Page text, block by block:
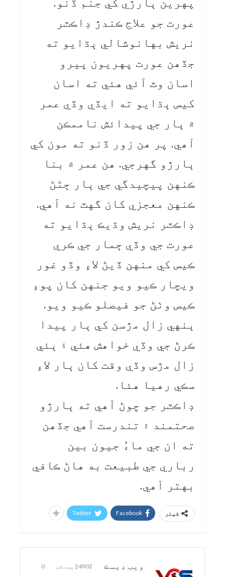
عورت جو علاج ڪندڙ ڊاڪٽر
نريش بهانوشالي ٻڌايو ته
جڏهن عورت پهريون ڀيرو
اسان وٽ آئي هئي ته اسان
کيس ٻڌايو ته ايڏي وڏي عمر
۾ ٻار جي پيدائش ناممڪن
آهي. پر هن زور ڏنو ته مون کي
ٻارڙو گهرجي. هن عمر ۾ بنا
ڪنهن پيچيدگي جي ٻار ڄڻڻ
ڪنهن معجزي کان گهٽ نه آهي.
ڊاڪٽر نريش وڌيڪ ٻڌايو ته
عورت جي وڏي ڄمار جي ڪري
ڪيس کي منهن ڏيڻ لاءِ وڏو غور
ويچار ڪيو ويو جنهن کان پوءِ
ڪيس وٺڻ جو فيصلو ڪيو ويو.
ٻنهي زال مڙسن کي ٻار پيدا
ڪرڻ جي وڏي خواهش هئي ۽ ٻئي
زال مڙس وڏي وقت کان ٻار لاءِ
سڪي رهيا هئا.
ڊاڪٽر جو چوڻ آهي ته ٻارڙو
صحتمند ۽ تندرست آهي جڏهن
ته ان جي ماءُ جيون بين
رباري جي طبيعت به هاڻ ڪافي
بهتر آهي.
شیئر Facebook
Twitter
ويب ڊيسڪ 24902 پوسٹس
0